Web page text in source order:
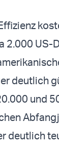
2.000 US-
deutlich
und
deutlich